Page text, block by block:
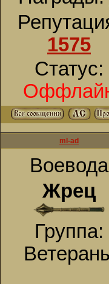
1575
Статус:
ml-ad
Воевода
Жрец
Группа: